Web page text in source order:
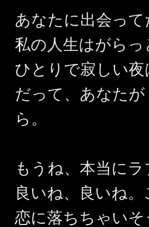
あなたに出会っ
私の人生はがら
ひとりで寂しい
だって、あなた
ら。
もうね、本当に
良いね、良いね
恋に落ちちゃいそ